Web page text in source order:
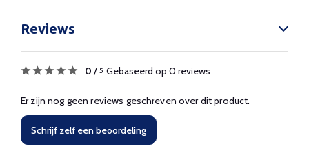
Reviews
0 / 5 Gebaseerd op 0 reviews
Er zijn nog geen reviews geschreven over dit product.
Schrijf zelf een beoordeling